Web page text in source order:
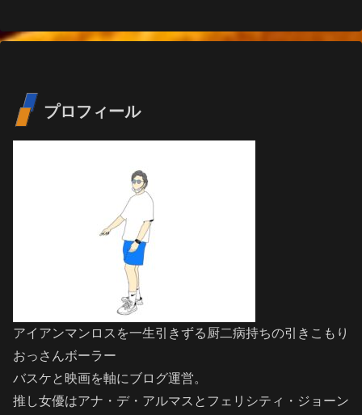
プロフィール
アイアンマンロスを一生引きずる厨二病持ちの引きこもり
おっさんボーラー
バスケと映画を軸にブログ運営。
推し女優はアナ・デ・アルマスとフェリシティ・ジョーン